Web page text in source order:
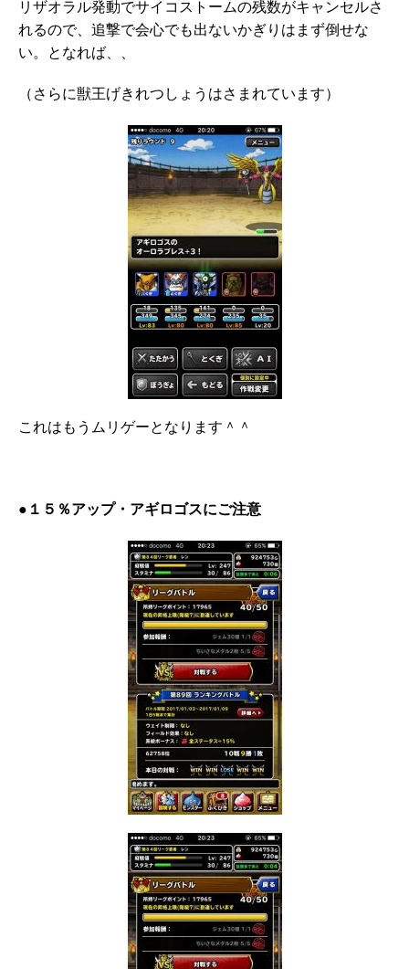
リザオラル発動でサイコストームの残数がキャンセルさ
れるので、追撃で会心でも出ないかぎりはまず倒せな
い。となれば、、
（さらに獣王げきれつしょうはさまれています）
これはもうムリゲーとなります＾＾
●１５％アップ・アギロゴスにご注意